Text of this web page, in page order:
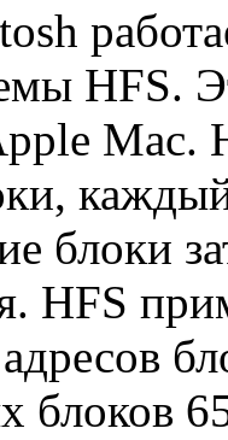
HFS.
Mac.
блоки
HFS
блоков